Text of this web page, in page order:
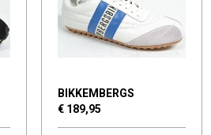
BIKKEMBERGS
€ 189,95